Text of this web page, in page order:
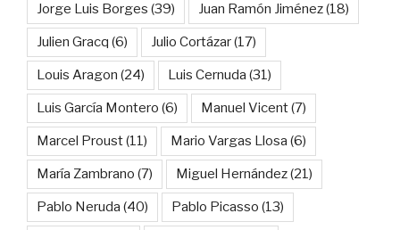
Jorge Luis Borges (39) Juan Ramón Jiménez(18)
Julien Gracq (6) Julio Cortázar(17)
Louis Aragon (24) Luis Cernuda (31)
Luis García Montero (6) Manuel Vicent(7)
Marcel Proust(11) Mario Vargas Llosa (6)
María Zambrano (7) Miguel Hernández(21)
Pablo Neruda (40) Pablo Picasso (13)